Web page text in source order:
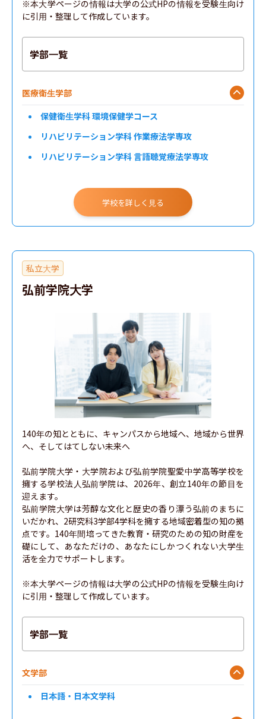
※本大学ページの情報は大学の公式HPの情報を受験生向け
に引用・整理して作成しています。
学部一覧
医療衛生学部
保健衛生学科 環境保健学コース
リハビリテーション学科 作業療法学専攻
リハビリテーション学科 言語聴覚療法学専攻
保健衛生学科 臨床心理学コース
獣医学部
健康科学部
学校を詳しく見る
私立大学
弘前学院大学
140年の知とともに、キャンパスから地域へ、地域から世界
へ、そしてはてしない未来へ
弘前学院大学・大学院および弘前学院聖愛中学高等学校を
擁する学校法人弘前学院は、2026年、創立140年の節目を
迎えます。
弘前学院大学は芳醇な文化と歴史の香り漂う弘前のまちに
いだかれ、2研究科3学部4学科を擁する地域密着型の知の拠
点です。140年間培ってきた教育・研究のための知の財産を
礎にして、あなただけの、あなたにしかつくれない大学生
活を全力でサポートします。
※本大学ページの情報は大学の公式HPの情報を受験生向け
に引用・整理して作成しています。
学部一覧
文学部
日本語・日本文学科